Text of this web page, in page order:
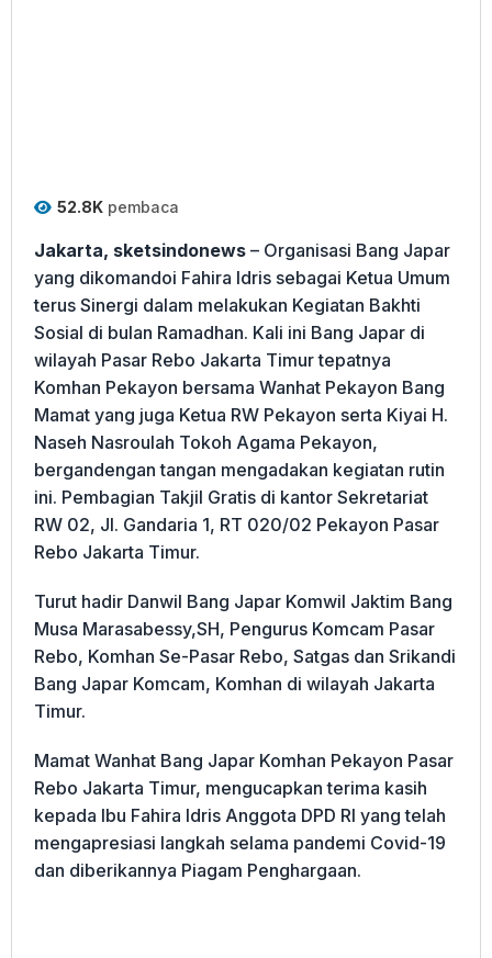
52.8K pembaca
Jakarta, sketsindonews – Organisasi Bang Japar
yang dikomandoi Fahira Idris sebagai Ketua Umum
terus Sinergi dalam melakukan Kegiatan Bakhti
Sosial di bulan Ramadhan. Kali ini Bang Japar di
wilayah Pasar Rebo Jakarta Timur tepatnya
Komhan Pekayon bersama Wanhat Pekayon Bang
Mamat yang juga Ketua RW Pekayon serta Kiyai H.
Naseh Nasroulah Tokoh Agama Pekayon,
bergandengan tangan mengadakan kegiatan rutin
ini. Pembagian Takjil Gratis di kantor Sekretariat
RW 02, Jl. Gandaria 1, RT 020/02 Pekayon Pasar
Rebo Jakarta Timur.
Turut hadir Danwil Bang Japar Komwil Jaktim Bang
Musa Marasabessy,SH, Pengurus Komcam Pasar
Rebo, Komhan Se-Pasar Rebo, Satgas dan Srikandi
Bang Japar Komcam, Komhan di wilayah Jakarta
Timur.
Mamat Wanhat Bang Japar Komhan Pekayon Pasar
Rebo Jakarta Timur, mengucapkan terima kasih
kepada Ibu Fahira Idris Anggota DPD RI yang telah
mengapresiasi langkah selama pandemi Covid-19
dan diberikannya Piagam Penghargaan.